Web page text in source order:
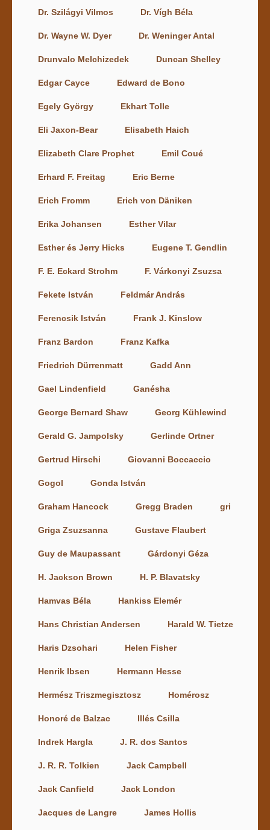
Dr. Szilágyi Vilmos Dr. Vígh Béla
Dr. Wayne W. Dyer Dr. Weninger Antal
Drunvalo Melchizedek Duncan Shelley
Edgar Cayce Edward de Bono
Egely György Ekhart Tolle
Eli Jaxon-Bear Elisabeth Haich
Elizabeth Clare Prophet Emil Coué
Erhard F. Freitag Eric Berne
Erich Fromm Erich von Däniken
Erika Johansen Esther Vilar
Esther és Jerry Hicks Eugene T. Gendlin
F. E. Eckard Strohm F. Várkonyi Zsuzsa
Fekete István Feldmár András
Ferencsik István Frank J. Kinslow
Franz Bardon Franz Kafka
Friedrich Dürrenmatt Gadd Ann
Gael Lindenfield Ganésha
George Bernard Shaw Georg Kühlewind
Gerald G. Jampolsky Gerlinde Ortner
Gertrud Hirschi Giovanni Boccaccio
Gogol Gonda István
Graham Hancock Gregg Braden gri
Griga Zsuzsanna Gustave Flaubert
Guy de Maupassant Gárdonyi Géza
H. Jackson Brown H. P. Blavatsky
Hamvas Béla Hankiss Elemér
Hans Christian Andersen Harald W. Tietze
Haris Dzsohari Helen Fisher
Henrik Ibsen Hermann Hesse
Hermész Triszmegisztosz Homérosz
Honoré de Balzac Illés Csilla
Indrek Hargla J. R. dos Santos
J. R. R. Tolkien Jack Campbell
Jack Canfield Jack London
Jacques de Langre James Hollis